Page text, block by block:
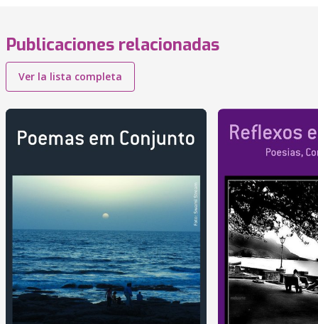
Publicaciones relacionadas
Ver la lista completa